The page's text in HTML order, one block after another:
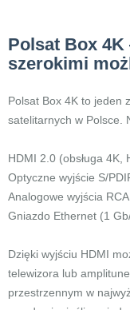
Polsat Box
szerokimi
Polsat Box 4K to jeden
satelitarnych w Polsce.
HDMI 2.0 (obsługa 4K,
Optyczne wyjście S/
Analogowe wyjścia
Gniazdo Ethernet (1
Dzięki wyjściu HDMI
telewizora lub
przestrzennym w